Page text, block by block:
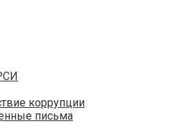
коррупции
письма